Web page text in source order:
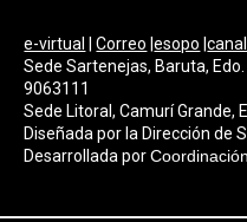
e-virtual |Correo |esopo |
Sede Sartenejas, Baruta,
9063111
Sede Litoral, Camurí Grande,
Diseñada por la Dirección de
Desarrollada por